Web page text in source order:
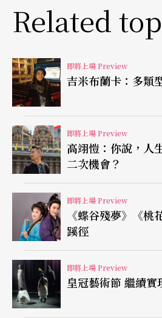
尾，上聯「好一座危樓，誰是
不散的宴席」，則教人回味、思
新版本強調角色平衡
這齣京味話劇曾於一九九三年來
寶賢、譚宗堯主演，其中林連
精湛的演技，尤其是演至痛心
「倒僵屍」，每場演出都直挺
觀眾拍案叫絕。二○○一年重
淳、顧威導演，楊立新、王長
演員主演；導演顧威認為，《
戲是在常貴及掌櫃盧孟實的身
常貴一角演活了，卻也破壞了
Related
即將上場 Preview
吉米布蘭卡：多類
即將上場 Preview
高翊愷：你說，人
二次機會？
即將上場 Preview
《蝶谷殘夢》《桃花扇》 傳
蹊徑
即將上場 Preview
皇冠藝術節